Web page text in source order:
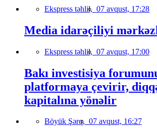
Ekspress təhlil, 07 avqust, 17:28
Media idarəçiliyi
Ekspress təhlil, 07 avqust, 17:00
Bakı investisiya
platformaya çevirir,
kapitalına yönəlir
Böyük Şərq, 07 avqust, 16:27